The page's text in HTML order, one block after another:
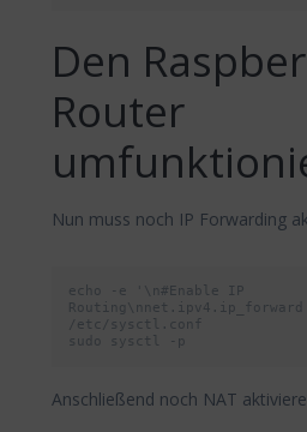
Den
Router
Nun muss noch IP Forwarding
echo -e '\n#Enable IP
/etc/sysctl.conf
sudo sysctl -p
Anschließend noch NAT